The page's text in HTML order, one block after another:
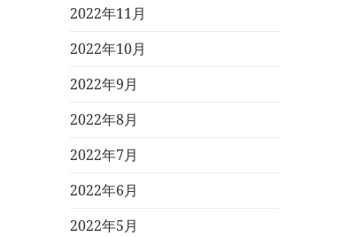
2022年11月
2022年10月
2022年9月
2022年8月
2022年7月
2022年6月
2022年5月